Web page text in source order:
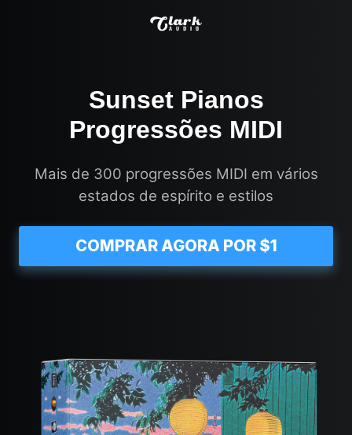
Sunset Pianos
Progressões MIDI
Mais de 300 progressões MIDI em vários
estados de espírito e estilos
COMPRAR AGORA POR $1